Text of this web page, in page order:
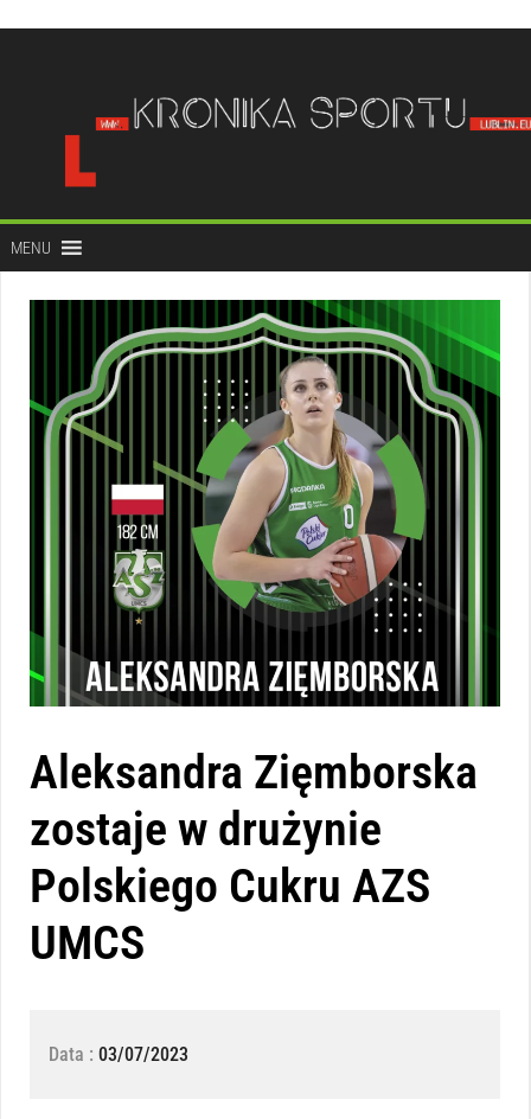
treści
MENU
Aleksandra Zięmborska
zostaje w drużynie
Polskiego Cukru AZS
UMCS
Data : 03/07/2023